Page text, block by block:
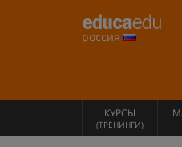
россия
КУРСЫ
(ТРЕНИНГИ)